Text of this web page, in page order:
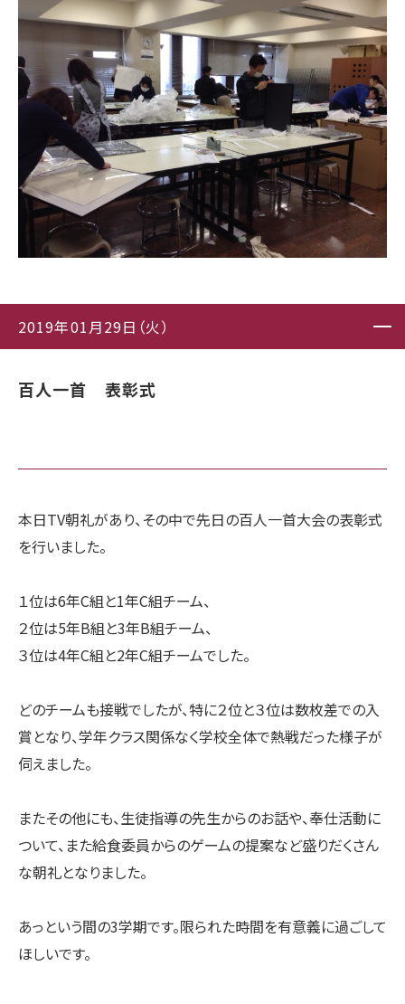
2019年01月29日（火）
百人一首 表彰式
本日TV朝礼があり、その中で先日の百人一首大会の表彰式
を行いました。
１位は6年C組と1年C組チーム、
２位は5年B組と3年B組チーム、
３位は4年C組と2年C組チームでした。
どのチームも接戦でしたが、特に２位と３位は数枚差での入
賞となり、学年クラス関係なく学校全体で熱戦だった様子が
伺えました。
またその他にも、生徒指導の先生からのお話や、奉仕活動に
ついて、また給食委員からのゲームの提案など盛りだくさん
な朝礼となりました。
あっという間の3学期です。限られた時間を有意義に過ごして
ほしいです。